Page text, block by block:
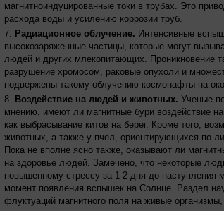
магнитноиндуцированные токи в трубах. Это
расхода воды и усилению коррозии труб.
Радиационное облучение. Интенсивные
высокозаряженные частицы, которые могут
людей и других млекопитающих. Проникновение
разрушение хромосом, раковые опухоли и
подвержены такому облучению космонафты на
Воздействие на людей и животных. Ученые
мнению, имеют ли магнитные бури воздействие
как выбрасывание китов на берег. Кроме того,
животных, а также у пчел, ориентирующихся по
Пока не вполне ясно также, оказывают ли
на здоровье людей. Замечено, что некоторые
повышенному стрессу за 1-2 дня до наступления
момент появления вспышек на Солнце. Раздел
флуктуаций магнитного поля на живые организмы,